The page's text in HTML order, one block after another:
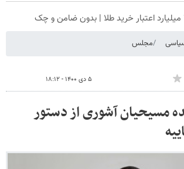
مجلس
۵ دی ۱۴۰۰ - ۱۸:۱۲
مسیحیان آشوری از دستور